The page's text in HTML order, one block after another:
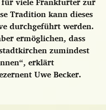
Tradition kann dieses
durchgeführt werden.
ermöglichen, dass
zumindest
erklärt
Uwe Becker.